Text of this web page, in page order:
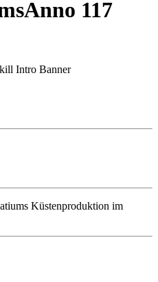
Anno 117
Küstenproduktion im